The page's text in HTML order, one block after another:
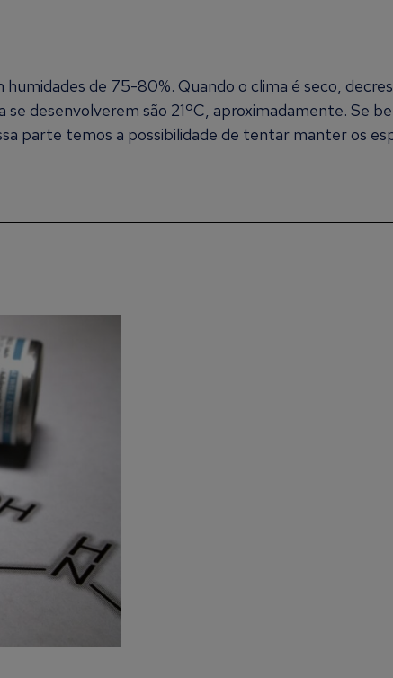
de 75-80%. Quando o clima é seco,
desenvolverem são 21ºC, aproximadamente. Se
parte temos a possibilidade de tentar manter os